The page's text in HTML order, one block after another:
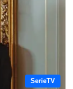
SerieTV